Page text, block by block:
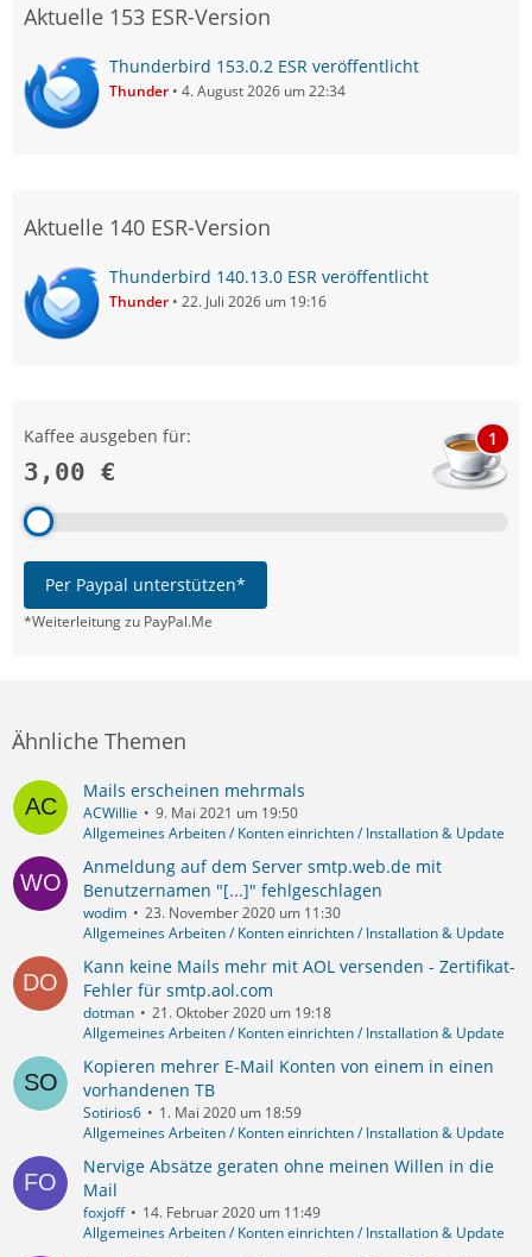
Aktuelle 153 ESR-Version
Thunderbird 153.0.2 ESR veröffentlicht
Thunder 4. August 2026 um 22:34
Aktuelle 140 ESR-Version
Thunderbird 140.13.0 ESR veröffentlicht
Thunder 22. Juli 2026 um 19:16
Kaffee ausgeben für:
3,00 €
1
Per Paypal unterstützen*
*Weiterleitung zu PayPal.Me
Ähnliche Themen
Mails erscheinen mehrmals
ACWillie
9. Mai 2021 um 19:50
Allgemeines Arbeiten / Konten einrichten / Installation & Update
Anmeldung auf dem Server smtp.web.de mit
Benutzernamen "[...]" fehlgeschlagen
wodim
23. November 2020 um 11:30
Allgemeines Arbeiten / Konten einrichten / Installation & Update
Kann keine Mails mehr mit AOL versenden - Zertifikat-
Fehler für smtp.aol.com
dotman
21. Oktober 2020 um 19:18
Allgemeines Arbeiten / Konten einrichten / Installation & Update
Kopieren mehrer E-Mail Konten von einem in einen
vorhandenen TB
Sotirios6
1. Mai 2020 um 18:59
Allgemeines Arbeiten / Konten einrichten / Installation & Update
Nervige Absätze geraten ohne meinen Willen in die
Mail
foxjoff
14. Februar 2020 um 11:49
Allgemeines Arbeiten / Konten einrichten / Installation & Update